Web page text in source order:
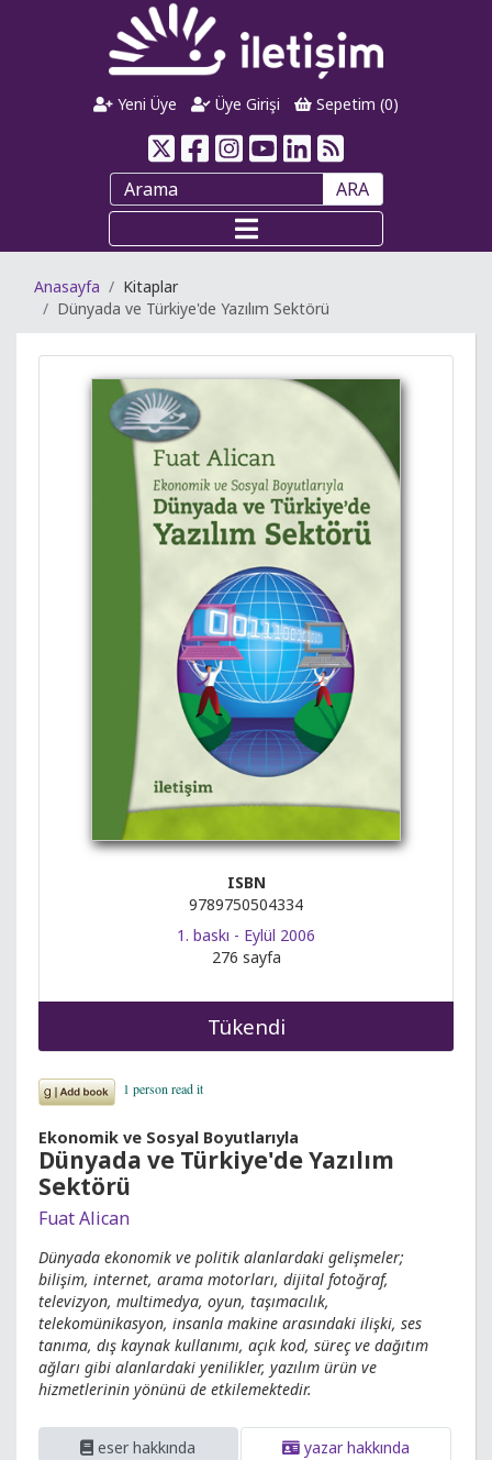
Yeni Üye Üye Girişi Sepetim (0)
ARA
Anasayfa
Kitaplar
Dünyada ve Türkiye'de Yazılım Sektörü
ISBN
9789750504334
1. baskı - Eylül 2006
276 sayfa
Tükendi
Ekonomik ve Sosyal Boyutlarıyla
Dünyada ve Türkiye'de Yazılım
Sektörü
Fuat Alican
Dünyada ekonomik ve politik alanlardaki gelişmeler;
bilişim, internet, arama motorları, dijital fotoğraf,
televizyon, multimedya, oyun, taşımacılık,
telekomünikasyon, insanla makine arasındaki ilişki, ses
tanıma, dış kaynak kullanımı, açık kod, süreç ve dağıtım
ağları gibi alanlardaki yenilikler, yazılım ürün ve
hizmetlerinin yönünü de etkilemektedir.
eser hakkında
yazar hakkında